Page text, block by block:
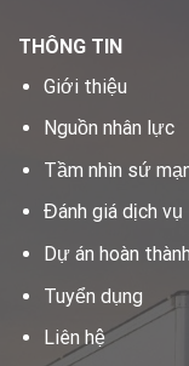
THÔNG TIN
Giới thiệu
Nguồn nhân lực
Tầm nhìn sứ
Đánh giá dịch vụ
Dự án hoàn thành
Tuyển dụng
Liên hệ